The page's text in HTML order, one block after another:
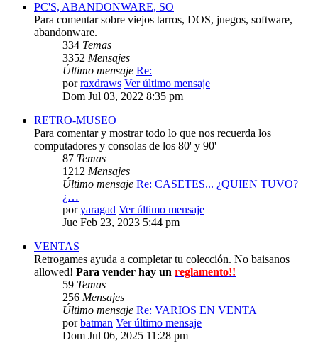
PC'S, ABANDONWARE, SO
Para comentar sobre viejos tarros, DOS, juegos, software,
abandonware.
334 Temas
3352 Mensajes
Último mensaje Re:
porraxdraws Ver último mensaje
Dom Jul 03, 2022 8:35 pm
RETRO-MUSEO
Para comentar y mostrar todo lo que nos recuerda los
computadores y consolas de los 80' y 90'
87 Temas
1212 Mensajes
Último mensaje Re: CASETES... ¿QUIEN TUVO?
¿…
poryaragad Ver último mensaje
Jue Feb 23, 2023 5:44 pm
VENTAS
Retrogames ayuda a completar tu colección. No baisanos
allowed! Para vender hay un reglamento!!
59 Temas
256 Mensajes
Último mensaje Re: VARIOS EN VENTA
porbatman Ver último mensaje
Dom Jul 06, 2025 11:28 pm